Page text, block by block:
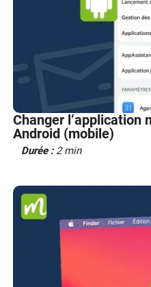
Changer l’application
Android (mobile)
Durée : 2 min